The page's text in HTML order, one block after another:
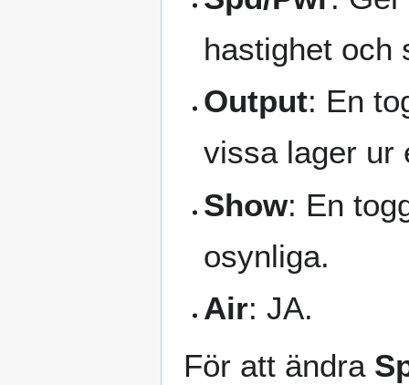
hastighet och
Output: En
vissa lager ur
Show: En
osynliga.
Air: JA.
För att ändra